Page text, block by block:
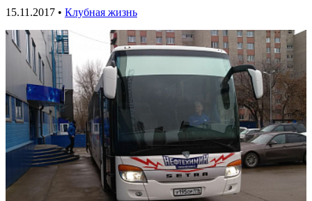
15.11.2017 • Клубная жизнь